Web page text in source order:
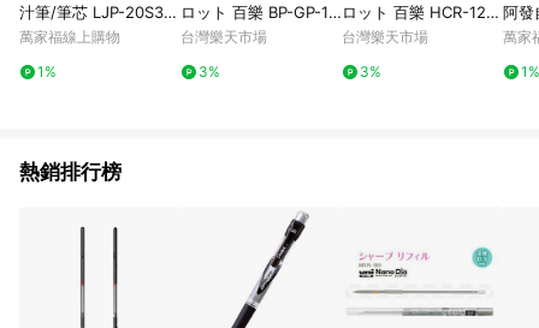
汁筆/筆芯 LJP-20S3*
橘
萬家福線上購物
1%
ロット 百樂 BP-GP-10
N 透明 七彩 舒寫筆 0.
P滿額下單10%點數(單
台灣樂天市場
3%
ロット 百樂 HCR-12R
ENO 色色鉛筆 彩色 筆
7 螢光藍 A1280472
台灣樂天市場
3%
阿發
萬家
1%
熱銷排行榜